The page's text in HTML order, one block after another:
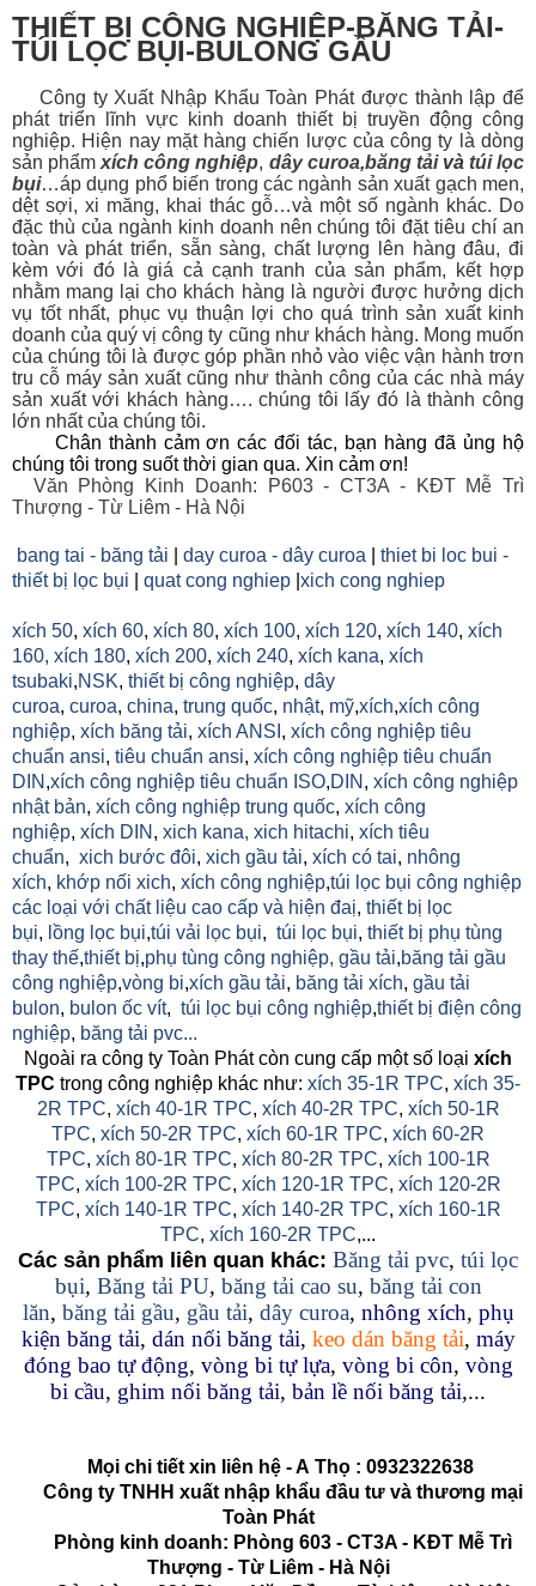
THIẾT BỊ CÔNG NGHIỆP-BĂNG TẢI-
TÚI LỌC BỤI-BULONG GẦU
Công ty Xuất Nhập Khẩu Toàn Phát được thành lập để
phát triển lĩnh vực kinh doanh thiết bị truyền động công
nghiệp. Hiện nay mặt hàng chiến lược của công ty là dòng
sản phẩm xích công nghiệp, dây curoa,băng tảivàtúi lọc
bụi…áp dụng phổ biến trong các ngành sản xuất gạch men,
dệt sợi, xi măng, khai thác gỗ…và một số ngành khác. Do
đặc thù của ngành kinh doanh nên chúng tôi đặt tiêu chí an
toàn và phát triển, sẵn sàng, chất lượng lên hàng đâu, đi
kèm với đó là giá cả cạnh tranh của sản phẩm, kết hợp
nhằm mang lại cho khách hàng là người được hưởng dịch
vụ tốt nhất, phục vụ thuận lợi cho quá trình sản xuất kinh
doanh của quý vị công ty cũng như khách hàng. Mong muốn
của chúng tôi là được góp phần nhỏ vào việc vận hành trơn
tru cỗ máy sản xuất cũng như thành công của các nhà máy
sản xuất với khách hàng…. chúng tôi lấy đó là thành công
lớn nhất của chúng tôi.
Chân thành cảm ơn các đối tác, bạn hàng đã ủng hộ
chúng tôi trong suốt thời gian qua. Xin cảm ơn!
Văn Phòng Kinh Doanh: P603 - CT3A - KĐT Mễ Trì
Thượng - Từ Liêm - Hà Nội
bang tai - băng tải day curoa - dây curoa
thiet bi loc bui -
thiết bị lọc bụi
quat cong nghiep xich cong nghiep
xích 50, xích 60, xích 80, xích 100, xích 120, xích 140, xích
160, xích 180, xích 200, xích 240, xích kana, xích
tsubaki,NSK, thiết bị công nghiệp, dây
curoa, curoa, china, trung quốc, nhật, mỹ,xích,xích công
nghiệp, xích băng tải, xích ANSI , xích công nghiệp tiêu
chuẩn ansi, tiêu chuẩn ansi, xích công nghiệp tiêu chuẩn
DIN ,xích công nghiệp tiêu chuẩn ISO,DIN , xích công nghiệp
nhật bản, xích công nghiệp trung quốc, xích công
nghiệp, xích DIN , xich kana, xich hitachi, xích tiêu
chuẩn, xich bước đôi, xich gầu tải, xích có tai, nhông
xích, khớp nối xich, xích công nghiệp,túi lọc bụi công nghiệp
các loại với chất liệu cao cấp và hiện đaị, thiết bị lọc
bụi, lồng lọc bụi,túi vải lọc bụi, túi lọc bụi, thiết bị phụ tùng
thay thế,thiết bị,phụ tùng công nghiệp, gầu tải,băng tải gầu
công nghiệp,vòng bi,xích gầu tải, băng tải xích, gầu tải
bulon, bulon ốc vít, túi lọc bụi công nghiệp,thiết bị điện công
nghiệp, băng tải pvc...
Ngoài ra công ty Toàn Phát còn cung cấp một số loại xích
TPC trong công nghiệp khác như: xích 35-1R TPC, xích 35-
2R TPC, xích 40-1R TPC, xích 40-2R TPC, xích 50-1R
TPC, xích 50-2R TPC, xích 60-1R TPC, xích 60-2R
TPC, xích 80-1R TPC, xích 80-2R TPC, xích 100-1R
TPC, xích 100-2R TPC, xích 120-1R TPC, xích 120-2R
TPC, xích 140-1R TPC, xích 140-2R TPC, xích 160-1R
TPC, xích 160-2R TPC,...
Các sản phẩm liên quan khác: Băng tải pvc, túi lọc
bụi, Băng tải PU, băng tải cao su, băng tải con
lăn, băng tải gầu, gầu tải, dây curoa, nhông xích, phụ
kiện băng tải, dán nối băng tải, keo dán băng tải, máy
đóng bao tự động, vòng bi tự lựa, vòng bi côn, vòng
bi cầu, ghim nối băng tải, bản lề nối băng tải,...
Mọi chi tiết xin liên hệ - A Thọ : 0932322638
Công ty TNHH xuất nhập khẩu đầu tư và thương mại
Toàn Phát
Phòng kinh doanh: Phòng 603 - CT3A - KĐT Mễ Trì
Thượng - Từ Liêm - Hà Nội